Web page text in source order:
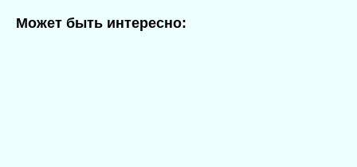
Может быть интересно: